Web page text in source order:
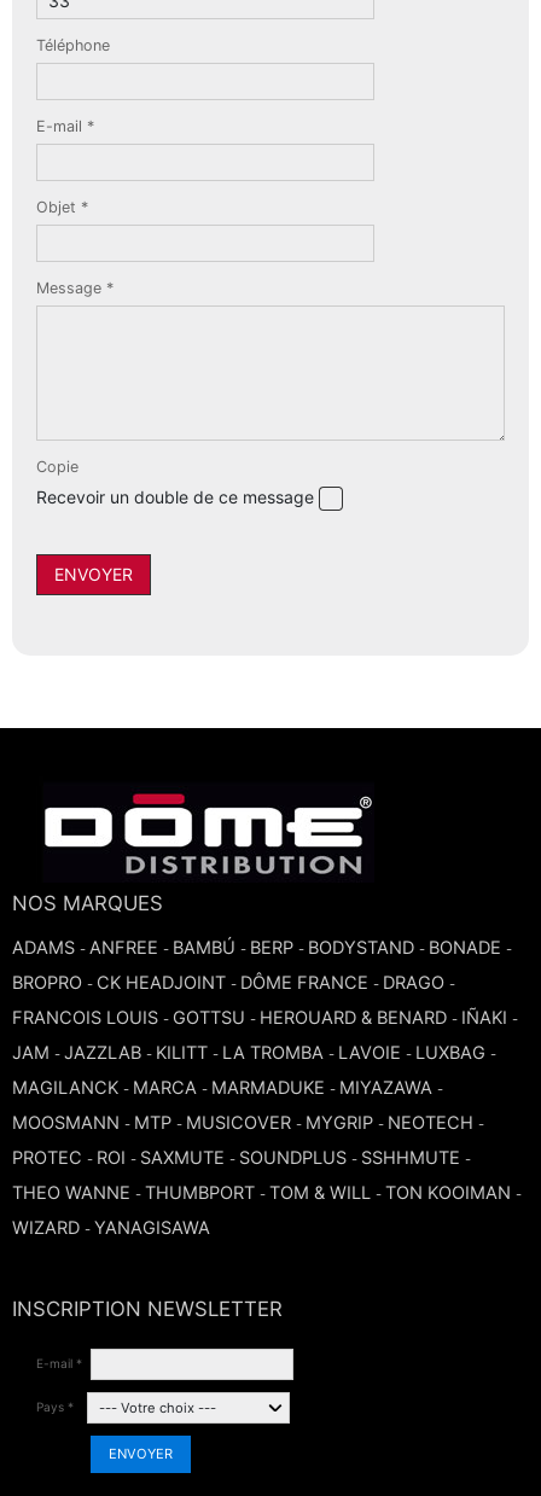
TUBA
FLÛTE À BEC
HAUTBOIS
MICROPHONE & ENREGISTREUR
PARTITION
SAXOPHONE
TROMBONE
TUBA
TROMPETTE CORNET BUGLE
Téléphone
E-mail *
Objet *
Message *
Copie
Recevoir un double de ce message
ENVOYER
NOS MARQUES
ADAMS - ANFREE - BAMBÚ - BERP - BODYSTAND - BONADE -
BROPRO - CK HEADJOINT - DÔME FRANCE - DRAGO -
FRANCOIS LOUIS - GOTTSU - HEROUARD & BENARD - IÑAKI -
JAM - JAZZLAB - KILITT - LA TROMBA - LAVOIE - LUXBAG -
MAGILANCK - MARCA - MARMADUKE - MIYAZAWA -
MOOSMANN - MTP - MUSICOVER - MYGRIP - NEOTECH -
PROTEC - ROI - SAXMUTE - SOUNDPLUS - SSHHMUTE -
THEO WANNE - THUMBPORT - TOM & WILL - TON KOOIMAN -
WIZARD - YANAGISAWA
INSCRIPTION NEWSLETTER
E-mail *
Pays *
ENVOYER